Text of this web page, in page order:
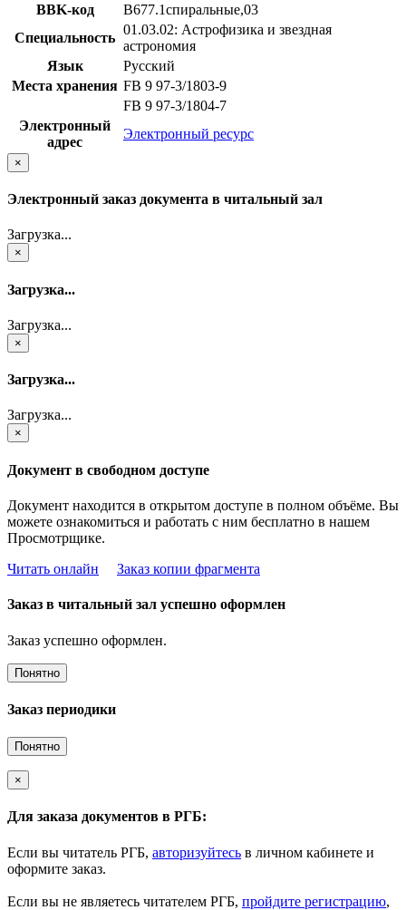
BBK-код
В677.1спиральные,03
Специальность
01.03.02: Астрофизика и звездная
астрономия
Язык
Русский
Места хранения FB 9 97-3/1803-9
FB 9 97-3/1804-7
Электронный
адрес
Электронный ресурс
×
Электронный заказ документа в читальный зал
Загрузка...
×
Загрузка...
Загрузка...
×
Загрузка...
Загрузка...
×
Документ в свободном доступе
Документ находится в открытом доступе в полном объёме. Вы
можете ознакомиться и работать с ним бесплатно в нашем
Просмотрщике.
Читать онлайн
Заказ копии фрагмента
Заказ в читальный зал успешно оформлен
Заказ успешно оформлен.
Понятно
Заказ периодики
Понятно
×
Для заказа документов в РГБ:
Если вы читатель РГБ, авторизуйтесь в личном кабинете и
оформите заказ.
Если вы не являетесь читателем РГБ, пройдите регистрацию,